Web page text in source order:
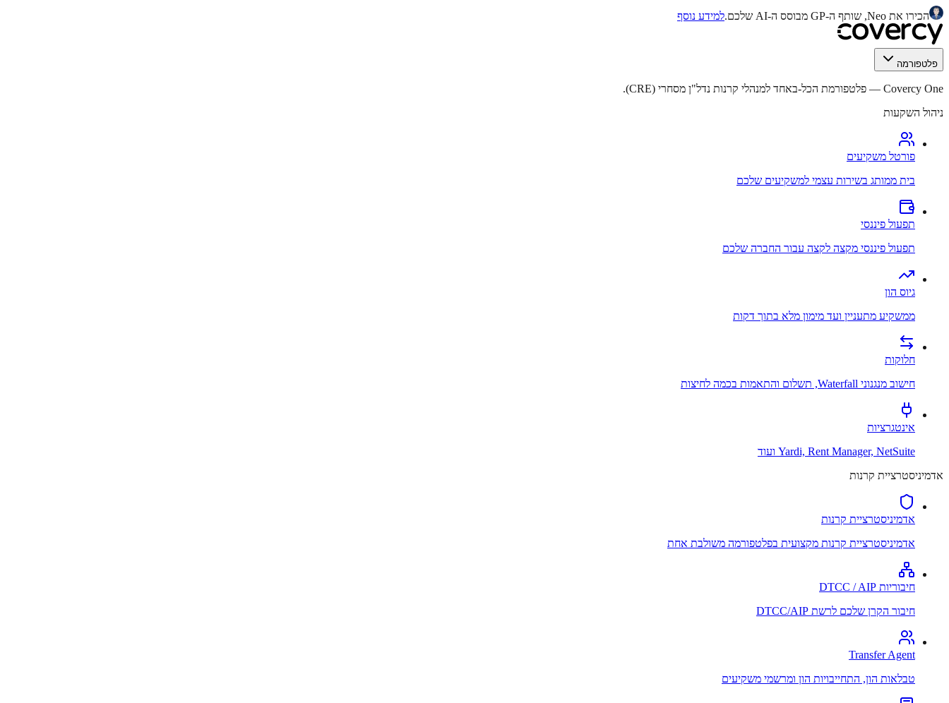
הכירו את Neo, שותף ה-GP מבוסס ה-AI שלכם. למידע נוסף
פלטפורמה
Covercy One
— פלטפורמת הכל-באחד למנהלי קרנות נדל"ן מסחרי (CRE).
ניהול השקעות
פורטל משקיעים
בית ממותג בשירות עצמי למשקיעים שלכם
תפעול פיננסי
תפעול פיננסי מקצה לקצה עבור החברה שלכם
גיוס הון
ממשקיע מתעניין ועד מימון מלא בתוך דקות
חלוקות
חישוב מנגנוני Waterfall, תשלום והתאמות בכמה לחיצות
אינטגרציות
Yardi, Rent Manager, NetSuite ועוד
אדמיניסטרציית קרנות
אדמיניסטרציית קרנות
אדמיניסטרציית קרנות מקצועית בפלטפורמה משולבת אחת
חיבוריות DTCC / AIP
חיבור הקרן שלכם לרשת DTCC/AIP
Transfer Agent
טבלאות הון, התחייבויות הון ומרשמי משקיעים